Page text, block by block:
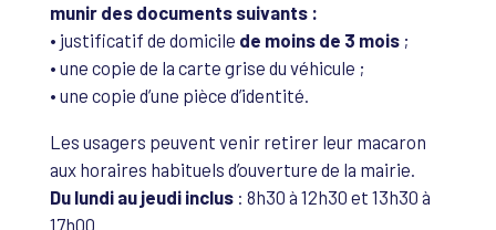
munir des documents suivants :
• justificatif de domicile de moins de 3 mois ;
• une copie de la carte grise du véhicule ;
• une copie d’une pièce d’identité.
Les usagers peuvent venir retirer leur macaron
aux horaires habituels d’ouverture de la mairie.
Du lundi au jeudi inclus: 8h30 à 12h30 et 13h30 à
17h00